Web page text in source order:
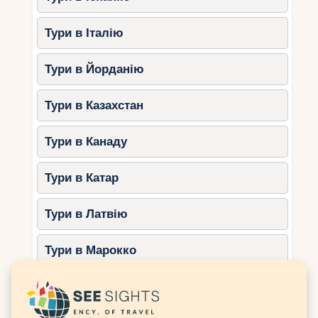
Порада: плануйте подорож у червні-
липні, коли цвітіння лаванди в самому
Океанографічний музей в
Монако
Чим цікавий: акваріуми з рідкісними
видами риб, зона з акулами та
інтерактивні експонати зацікавлять
: бронюйте квитки онлайн для
Антибський Марінеленд
Чим цікавий: найбільший морський
дельфінами, касатками та морськими
левами.
Тури в Італію
Тури в Йорданію
Тури в Казахстан
Тури в Канаду
Тури в Катар
Тури в Латвію
Тури в Марокко
Тури в Мексику